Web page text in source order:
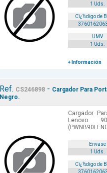
1 Uds.
Cï¿½digo de
UMV
1 Uds.
+ Información
Ref. CS246898 - Cargador Para
Negro.
Cargador
Lenovo
Envase
1 Uds.
Cï¿½digo de